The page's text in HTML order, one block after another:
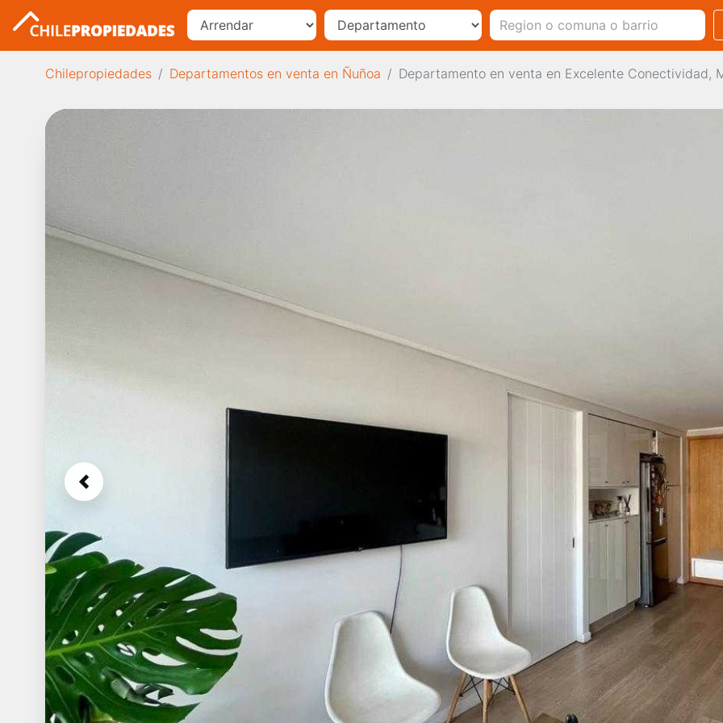
Chilepropiedades Departamentos en venta en Ñuñoa Departamento en venta en Excelente Conectividad,
Previous